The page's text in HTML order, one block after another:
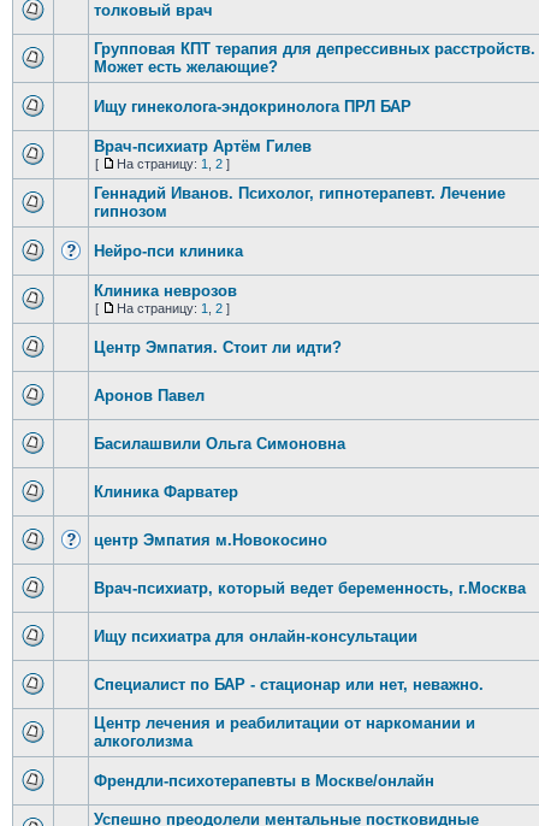
толковый врач
Групповая КПТ терапия для депрессивных расстройств.
Может есть желающие?
Ищу гинеколога-эндокринолога ПРЛ БАР
Врач-психиатр Артём Гилев
[ На страницу: 1 2]
Геннадий Иванов. Психолог, гипнотерапевт. Лечение
гипнозом
Нейро-пси клиника
Клиника неврозов
[ На страницу: 1 2]
Центр Эмпатия. Стоит ли идти?
Аронов Павел
Басилашвили Ольга Симоновна
Клиника Фарватер
центр Эмпатия м.Новокосино
Врач-психиатр, который ведет беременность, г.Москва
Ищу психиатра для онлайн-консультации
Специалист по БАР - стационар или нет, неважно.
Центр лечения и реабилитации от наркомании и
алкоголизма
Френдли-психотерапевты в Москве/онлайн
Успешно преодолели ментальные постковидные